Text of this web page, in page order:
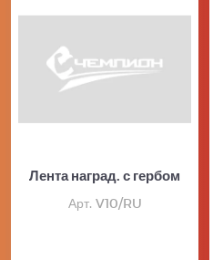
Лента наград. с гербом
Арт. V10/RU